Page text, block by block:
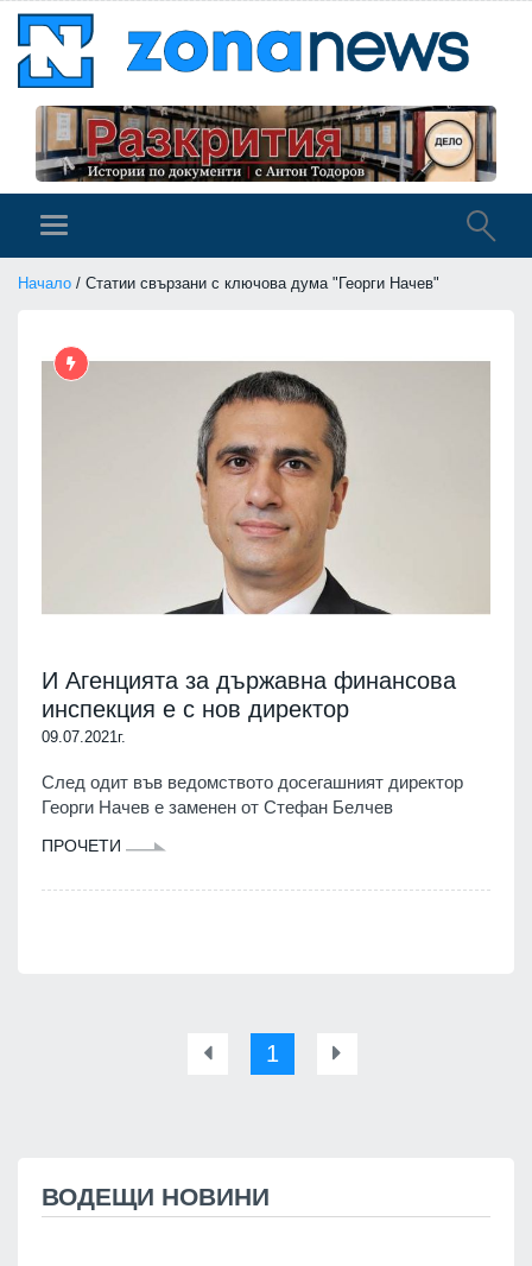
Начало / Статии свързани с ключова дума "Георги Начев"
И Агенцията за държавна финансова
инспекция е с нов директор
09.07.2021г.
След одит във ведомството досегашният директор
Георги Начев е заменен от Стефан Белчев
ПРОЧЕТИ
1
ВОДЕЩИ НОВИНИ